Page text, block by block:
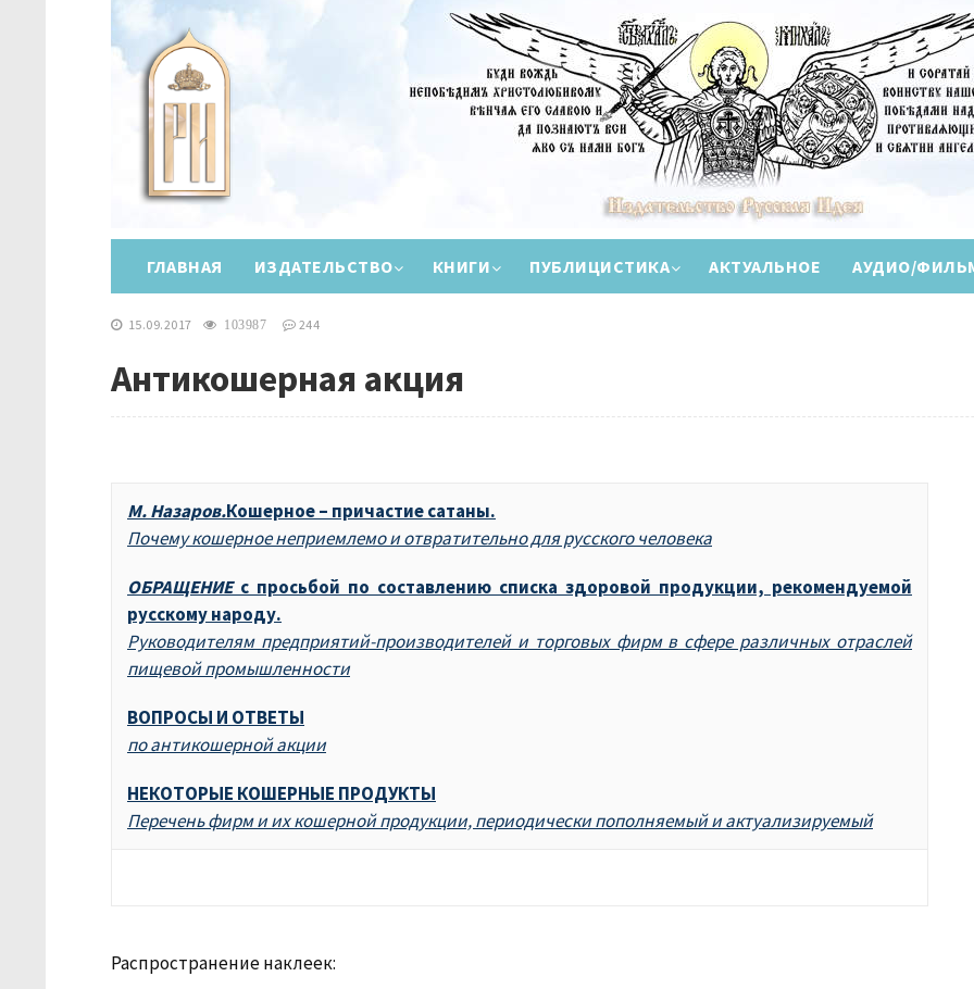
ГЛАВНАЯ ИЗДАТЕЛЬСТВО КНИГИ ПУБЛИЦИСТИКА АКТУАЛЬНОЕ АУДИО/
15.09.2017 103987 244
Антикошерная акция
М. Назаров.Кошерное – причастие сатаны.
Почему кошерное неприемлемо и отвратительно для русского человека
ОБРАЩЕНИЕс просьбой по составлению списка здоровой продукции, рекомендуемой
русскому народу.
Руководителям предприятий-производителей и торговых фирм в сфере различных отраслей
пищевой промышленности
ВОПРОСЫ И ОТВЕТЫ
по антикошерной акции
НЕКОТОРЫЕ КОШЕРНЫЕ ПРОДУКТЫ
Перечень фирм и их кошерной продукции, периодически пополняемый и актуализируемый
Распространение наклеек: